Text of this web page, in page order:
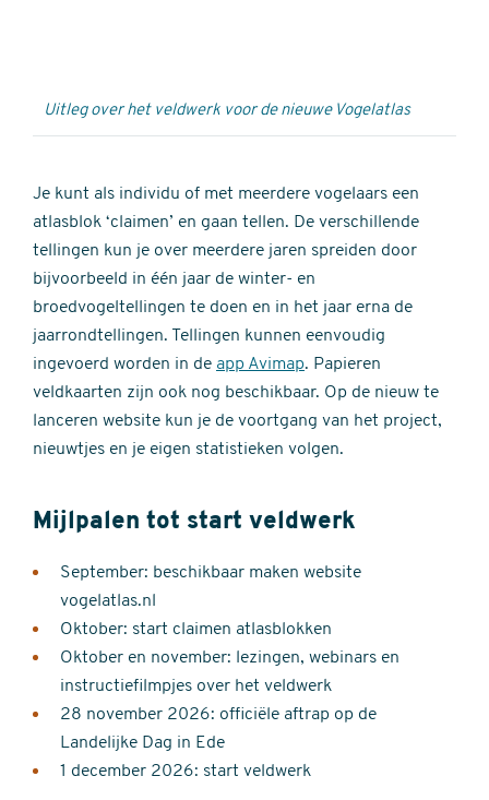
Uitleg over het veldwerk voor de nieuwe Vogelatlas
Je kunt als individu of met meerdere vogelaars een
atlasblok ‘claimen’ en gaan tellen. De verschillende
tellingen kun je over meerdere jaren spreiden door
bijvoorbeeld in één jaar de winter- en
broedvogeltellingen te doen en in het jaar erna de
jaarrondtellingen. Tellingen kunnen eenvoudig
ingevoerd worden in de app Avimap. Papieren
veldkaarten zijn ook nog beschikbaar. Op de nieuw te
lanceren website kun je de voortgang van het project,
nieuwtjes en je eigen statistieken volgen.
Mijlpalen tot start veldwerk
September: beschikbaar maken website
vogelatlas.nl
Oktober: start claimen atlasblokken
Oktober en november: lezingen, webinars en
instructiefilmpjes over het veldwerk
28 november 2026: officiële aftrap op de
Landelijke Dag in Ede
1 december 2026: start veldwerk